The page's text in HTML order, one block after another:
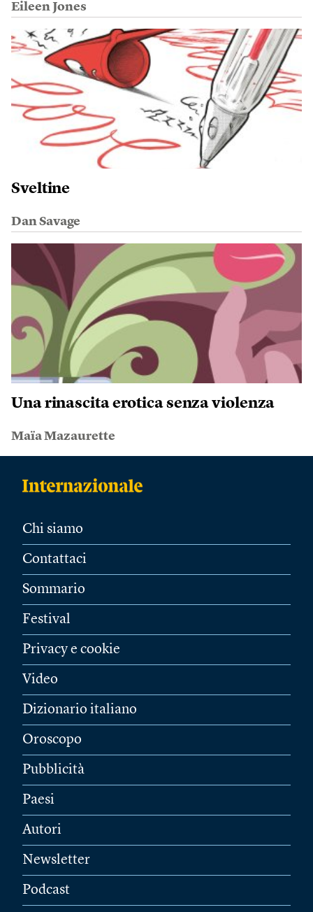
Eileen Jones
Sveltine
Dan Savage
Una rinascita erotica senza violenza
Maïa Mazaurette
Chi siamo
Contattaci
Sommario
Festival
Privacy e cookie
Video
Dizionario italiano
Oroscopo
Pubblicità
Paesi
Autori
Newsletter
Podcast